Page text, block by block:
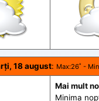
18 august: Max:26˚ - Min
Mai mult
Minima